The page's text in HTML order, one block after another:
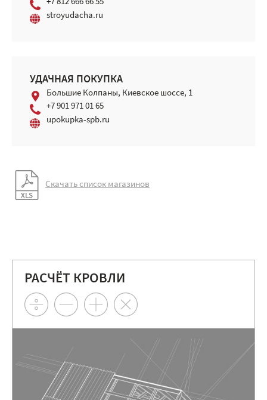
+7 812 666 66 55
stroyudacha.ru
УДАЧНАЯ ПОКУПКА
Большие Колпаны, Киевское шоссе, 1
+7 901 971 01 65
upokupka-spb.ru
Скачать список магазинов
РАСЧЁТ КРОВЛИ